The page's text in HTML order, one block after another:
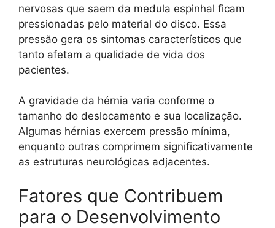
nervosas que saem da medula espinhal ficam
pressionadas pelo material do disco. Essa
pressão gera os sintomas característicos que
tanto afetam a qualidade de vida dos
pacientes.
A gravidade da hérnia varia conforme o
tamanho do deslocamento e sua localização.
Algumas hérnias exercem pressão mínima,
enquanto outras comprimem significativamente
as estruturas neurológicas adjacentes.
Fatores que Contribuem
para o Desenvolvimento